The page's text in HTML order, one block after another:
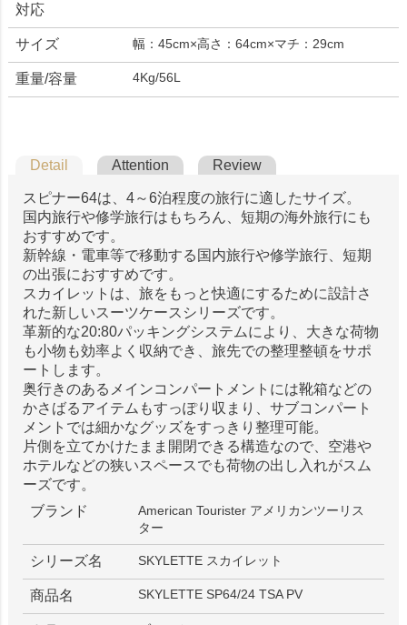
対応
サイズ 幅：45cm×高さ：64cm×マチ：29cm
重量/容量 4Kg/56L
Detail Attention Review
スピナー64は、4～6泊程度の旅行に適したサイズ。
国内旅行や修学旅行はもちろん、短期の海外旅行にも
おすすめです。
新幹線・電車等で移動する国内旅行や修学旅行、短期
の出張におすすめです。
スカイレットは、旅をもっと快適にするために設計さ
れた新しいスーツケースシリーズです。
革新的な20:80パッキングシステムにより、大きな荷物
も小物も効率よく収納でき、旅先での整理整頓をサポ
ートします。
奥行きのあるメインコンパートメントには靴箱などの
かさばるアイテムもすっぽり収まり、サブコンパート
メントでは細かなグッズをすっきり整理可能。
片側を立てかけたまま開閉できる構造なので、空港や
ホテルなどの狭いスペースでも荷物の出し入れがスム
ーズです。
ブランド
American Tourister アメリカンツーリス
ター
シリーズ名 SKYLETTE スカイレット
商品名 SKYLETTE SP64/24 TSA PV